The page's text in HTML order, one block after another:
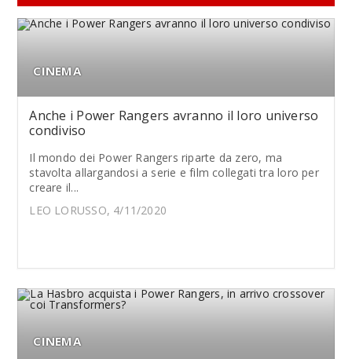
CINEMA
Anche i Power Rangers avranno il loro universo
condiviso
Il mondo dei Power Rangers riparte da zero, ma
stavolta allargandosi a serie e film collegati tra loro per
creare il...
LEO LORUSSO, 4/11/2020
CINEMA